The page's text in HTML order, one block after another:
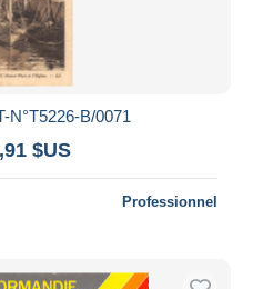
N°T5226-B/0071
$US
Professionnel